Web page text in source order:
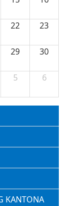
22 23
29 30
5 6
KANTONA